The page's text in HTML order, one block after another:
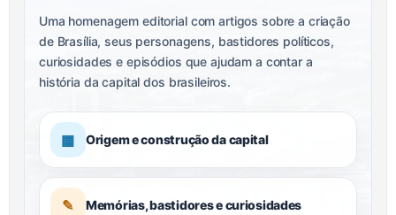
Uma homenagem editorial com artigos sobre a criação
de Brasília, seus personagens, bastidores políticos,
curiosidades e episódios que ajudam a contar a
história da capital dos brasileiros.
▦ Origem e construção da capital
✎ Memórias, bastidores e curiosidades